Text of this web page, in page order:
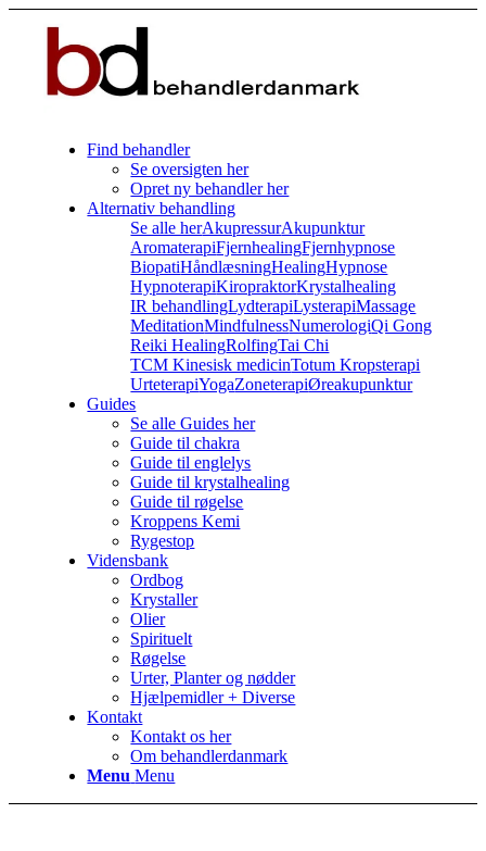
Find behandler
Se oversigten her
Opret ny behandler her
Alternativ behandling
Se alle herAkupressurAkupunktur
AromaterapiFjernhealingFjernhypnose
BiopatiHåndlæsningHealingHypnose
HypnoterapiKiropraktorKrystalhealing
IR behandlingLydterapiLysterapiMassage
MeditationMindfulnessNumerologiQi Gong
Reiki HealingRolfingTai Chi
TCM Kinesisk medicinTotum Kropsterapi
UrteterapiYogaZoneterapiØreakupunktur
Guides
Se alle Guides her
Guide til chakra
Guide til englelys
Guide til krystalhealing
Guide til røgelse
Kroppens Kemi
Rygestop
Vidensbank
Ordbog
Krystaller
Olier
Spirituelt
Røgelse
Urter, Planter og nødder
Hjælpemidler + Diverse
Kontakt
Kontakt os her
Om behandlerdanmark
Menu Menu